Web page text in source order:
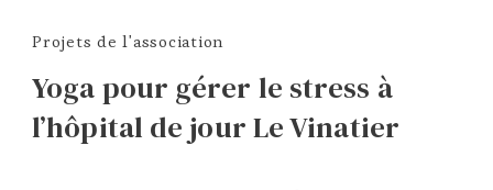
Projets de l'association
Yoga pour gérer le stress à
l’hôpital de jour Le Vinatier